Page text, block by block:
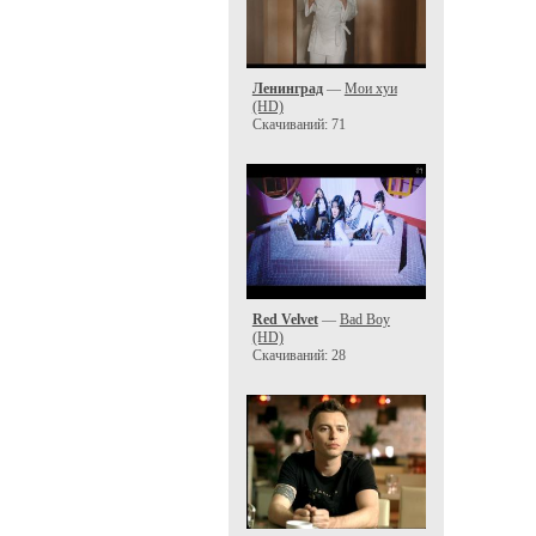
Ленинград— Мои хуи
(HD)
Скачиваний: 71
Red Velvet— Bad Boy
(HD)
Скачиваний: 28